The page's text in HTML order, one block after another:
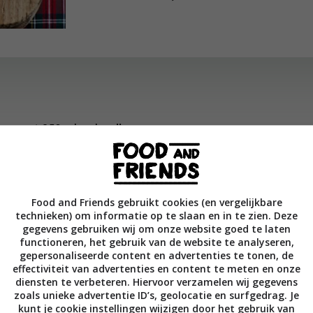
met 250 ml rode wijn.
konijn met peper en zout en bak ze bruin in de olie.
en doe over in een stoofpan. Fruit in dezelfde olie de
met bloem, bak 1 min. door en blus af met de rest
het konijn. Doe de fond, de laurierblaadjes en de
de kook aan.
knapperig en bak de champignons mee. Voeg dit bij het
het vlees in ca. 40 min. gaar tot het loslaat van het bot.
pruimen toe, indien nodig ook de (pruimen)wijn, en laat
Food and Friends gebruikt cookies (en vergelijkbare
technieken) om informatie op te slaan en in te zien. Deze
gegevens gebruiken wij om onze website goed te laten
functioneren, het gebruik van de website te analyseren,
gepersonaliseerde content en advertenties te tonen, de
effectiviteit van advertenties en content te meten en onze
diensten te verbeteren. Hiervoor verzamelen wij gegevens
zoals unieke advertentie ID’s, geolocatie en surfgedrag. Je
kunt je cookie instellingen wijzigen door het gebruik van